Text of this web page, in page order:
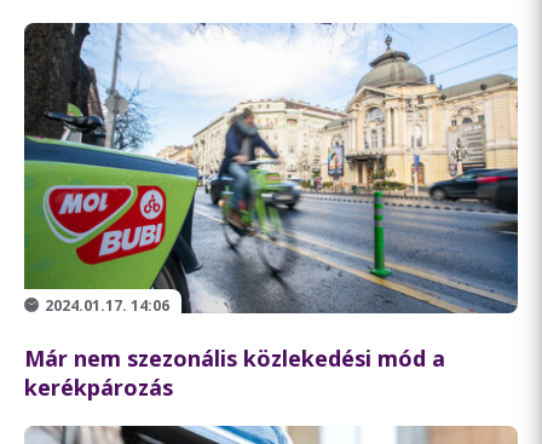
2024.01.17. 14:06
Már nem szezonális közlekedési mód a
kerékpározás